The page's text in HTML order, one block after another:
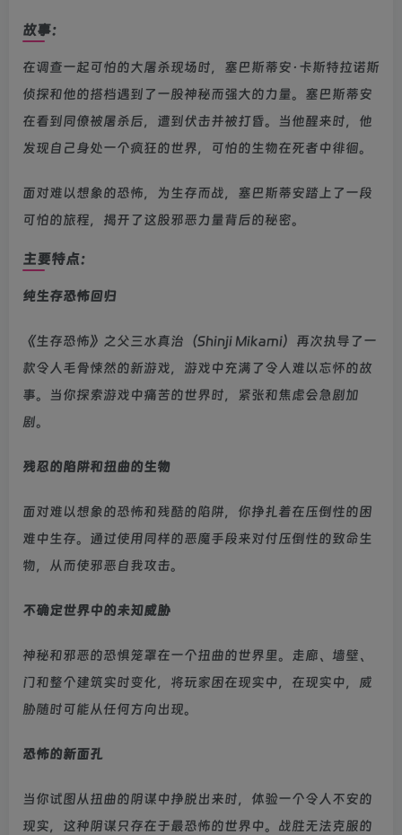
故事：
在调查一起可怕的大屠杀现场时，塞巴斯蒂安·卡斯特拉诺斯
侦探和他的搭档遇到了一股神秘而强大的力量。塞巴斯蒂安
在看到同僚被屠杀后，遭到伏击并被打昏。当他醒来时，他
发现自己身处一个疯狂的世界，可怕的生物在死者中徘徊。
面对难以想象的恐怖，为生存而战，塞巴斯蒂安踏上了一段
可怕的旅程，揭开了这股邪恶力量背后的秘密。
主要特点：
纯生存恐怖回归
《生存恐怖》之父三水真治（Shinji Mikami）再次执导了一
款令人毛骨悚然的新游戏，游戏中充满了令人难以忘怀的故
事。当你探索游戏中痛苦的世界时，紧张和焦虑会急剧加
剧。
残忍的陷阱和扭曲的生物
面对难以想象的恐怖和残酷的陷阱，你挣扎着在压倒性的困
难中生存。通过使用同样的恶魔手段来对付压倒性的致命生
物，从而使邪恶自我攻击。
不确定世界中的未知威胁
神秘和邪恶的恐惧笼罩在一个扭曲的世界里。走廊、墙壁、
门和整个建筑实时变化，将玩家困在现实中，在现实中，威
胁随时可能从任何方向出现。
恐怖的新面孔
当你试图从扭曲的阴谋中挣脱出来时，体验一个令人不安的
现实，这种阴谋只存在于最恐怖的世界中。战胜无法克服的